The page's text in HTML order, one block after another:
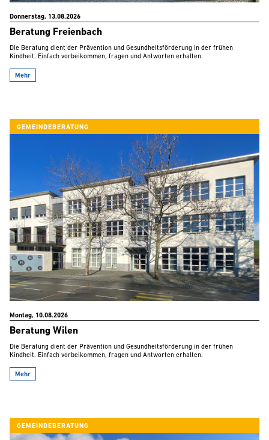
Donnerstag, 13.08.2026
Beratung Freienbach
Die Beratung dient der Prävention und Gesundheitsförderung in der frühen
Kindheit. Einfach vorbeikommen, fragen und Antworten erhalten.
Mehr
GEMEINDEBERATUNG
Montag, 10.08.2026
Beratung Wilen
Die Beratung dient der Prävention und Gesundheitsförderung in der frühen
Kindheit. Einfach vorbeikommen, fragen und Antworten erhalten.
Mehr
GEMEINDEBERATUNG